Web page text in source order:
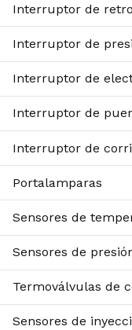
Interruptor de
Interruptor de
Interruptor de
Interruptor de
Interruptor de
Portalamparas
Sensores de
Sensores de
Termoválvulas de
Sensores de